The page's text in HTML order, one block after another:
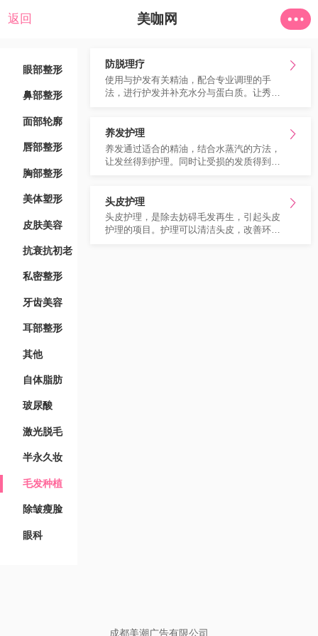
返回 美咖网
眼部整形
鼻部整形
面部轮廓
唇部整形
胸部整形
美体塑形
皮肤美容
抗衰抗初老
私密整形
牙齿美容
耳部整形
其他
自体脂肪
玻尿酸
激光脱毛
半永久妆
毛发种植
除皱瘦脸
眼科
防脱理疗
使用与护发有关精油，配合专业调理的手
法，进行护发并补充水分与蛋白质。让秀发
养发护理
养发通过适合的精油，结合水蒸汽的方法，
让发丝得到护理。同时让受损的发质得到修
头皮护理
头皮护理，是除去妨碍毛发再生，引起头皮
护理的项目。护理可以清洁头皮，改善环
成都美潮广告有限公司